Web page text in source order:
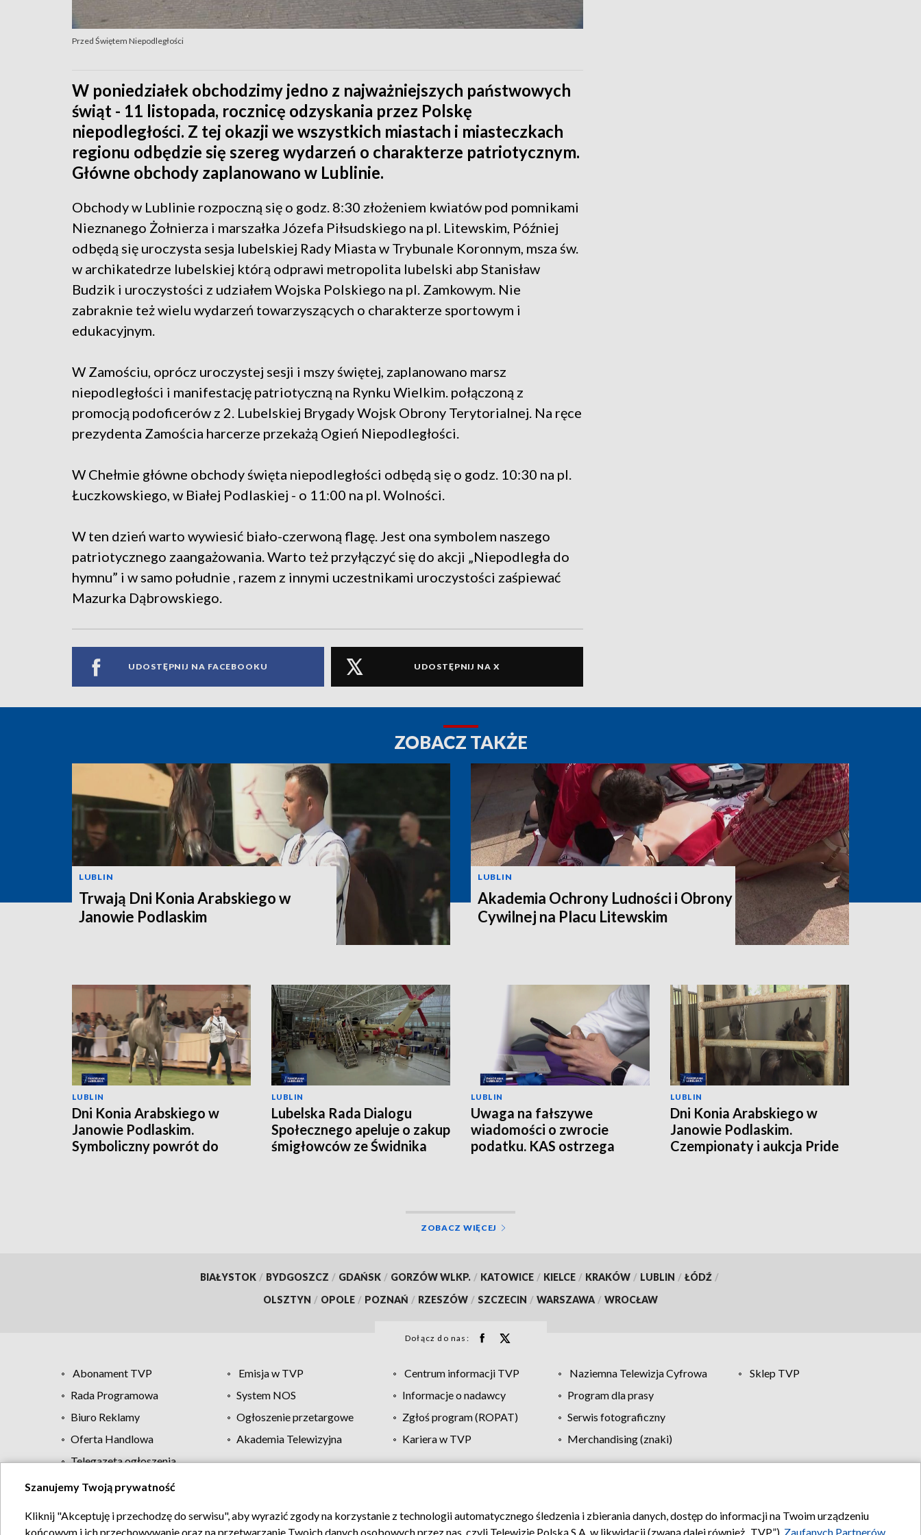
Przed Świętem Niepodległości
W poniedziałek obchodzimy jedno z najważniejszych państwowych
świąt - 11 listopada, rocznicę odzyskania przez Polskę
niepodległości. Z tej okazji we wszystkich miastach i miasteczkach
regionu odbędzie się szereg wydarzeń o charakterze patriotycznym.
Główne obchody zaplanowano w Lublinie.
Obchody w Lublinie rozpoczną się o godz. 8:30 złożeniem kwiatów pod pomnikami
Nieznanego Żołnierza i marszałka Józefa Piłsudskiego na pl. Litewskim, Później
odbędą się uroczysta sesja lubelskiej Rady Miasta w Trybunale Koronnym, msza św.
w archikatedrze lubelskiej którą odprawi metropolita lubelski abp Stanisław
Budzik i uroczystości z udziałem Wojska Polskiego na pl. Zamkowym. Nie
zabraknie też wielu wydarzeń towarzyszących o charakterze sportowym i
edukacyjnym.
W Zamościu, oprócz uroczystej sesji i mszy świętej, zaplanowano marsz
niepodległości i manifestację patriotyczną na Rynku Wielkim. połączoną z
promocją podoficerów z 2. Lubelskiej Brygady Wojsk Obrony Terytorialnej. Na ręce
prezydenta Zamościa harcerze przekażą Ogień Niepodległości.
W Chełmie główne obchody święta niepodległości odbędą się o godz. 10:30 na pl.
Łuczkowskiego, w Białej Podlaskiej - o 11:00 na pl. Wolności.
W ten dzień warto wywiesić biało-czerwoną flagę. Jest ona symbolem naszego
patriotycznego zaangażowania. Warto też przyłączyć się do akcji „Niepodległa do
hymnu” i w samo południe , razem z innymi uczestnikami uroczystości zaśpiewać
Mazurka Dąbrowskiego.
UDOSTĘPNIJ NA FACEBOOKU UDOSTĘPNIJ NA X
ZOBACZ TAKŻE
LUBLIN
Trwają Dni Konia Arabskiego w
Janowie Podlaskim
LUBLIN
Akademia Ochrony Ludności i Obrony
Cywilnej na Placu Litewskim
LUBLIN
Dni Konia Arabskiego w
Janowie Podlaskim.
Symboliczny powrót do
LUBLIN
Lubelska Rada Dialogu
Społecznego apeluje o zakup
śmigłowców ze Świdnika
LUBLIN
Uwaga na fałszywe
wiadomości o zwrocie
podatku. KAS ostrzega
LUBLIN
Dni Konia Arabskiego w
Janowie Podlaskim.
Czempionaty i aukcja Pride
ZOBACZ WIĘCEJ
BIAŁYSTOK / BYDGOSZCZ / GDAŃSK / GORZÓW WLKP. / KATOWICE / KIELCE / KRAKÓW / LUBLIN / ŁÓDŹ /
OLSZTYN / OPOLE / POZNAŃ / RZESZÓW / SZCZECIN / WARSZAWA / WROCŁAW
Dołącz do nas:
Abonament TVP Emisja w TVP Centrum informacji TVP Naziemna Telewizja Cyfrowa
Sklep TVP
Rada Programowa
System NOS Informacje o nadawcy
Program dla prasy
Biuro Reklamy
Ogłoszenie przetargowe Zgłoś program (ROPAT)
Serwis fotograficzny
Oferta Handlowa
Akademia Telewizyjna Kariera w TVP
Merchandising (znaki)
Telegazeta ogłoszenia
Regulamin TVP Polityka prywatności Moje zgody Pomoc Biuro reklamy Kontakt
Szanujemy Twoją prywatność
Kliknij "Akceptuję i przechodzę do serwisu", aby wyrazić zgody na korzystanie z technologii automatycznego śledzenia i zbierania danych, dostęp do informacji na Twoim urządzeniu
końcowym i ich przechowywanie oraz na przetwarzanie Twoich danych osobowych przez nas, czyli Telewizję Polską S.A. w likwidacji (zwaną dalej również „TVP”), Zaufanych Partnerów